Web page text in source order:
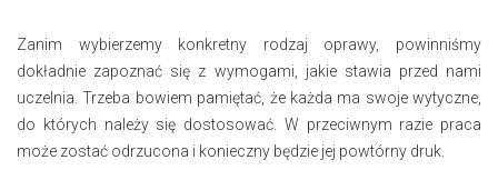
Zanim wybierzemy konkretny rodzaj oprawy, powinniśmy
dokładnie zapoznać się z wymogami, jakie stawia przed nami
uczelnia. Trzeba bowiem pamiętać, że każda ma swoje wytyczne,
do których należy się dostosować. W przeciwnym razie praca
może zostać odrzucona i konieczny będzie jej powtórny druk.